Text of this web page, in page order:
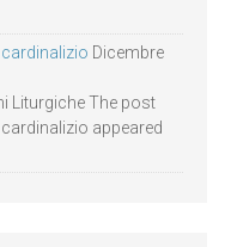
cardinalizio Dicembre
Liturgiche The post
appeared